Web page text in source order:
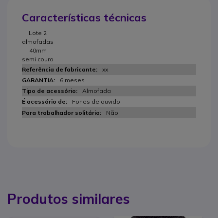
Características técnicas
Lote 2
almofadas
40mm
semi couro
xx
6 meses
Almofada
Fones de ouvido
Não
Produtos similares